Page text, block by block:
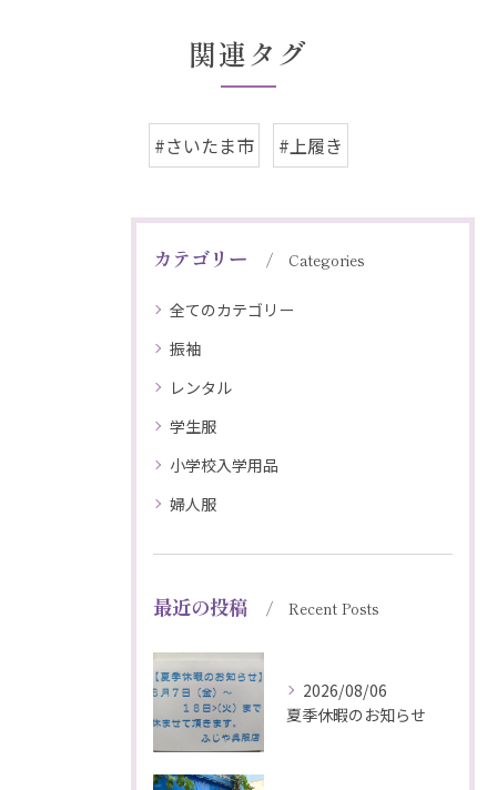
関連タグ
#さいたま市 #上履き
カテゴリー Categories
全てのカテゴリー
振袖
レンタル
学生服
小学校入学用品
婦人服
最近の投稿 Recent Posts
2026/08/06
夏季休暇のお知らせ